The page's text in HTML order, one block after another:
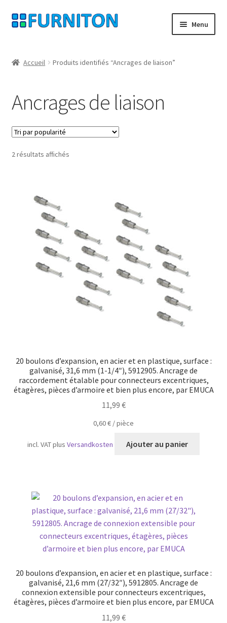
Aller
à
navigation
Aller
au
Menu
Protection des données
Droit de rétractation
Contact
CONDITIONS GÉNÉRALES DE VENTE
Transport maritime
Accueil Produits identifiés “Ancrages de liaison”
Ancrages de liaison
2 résultats affichésTrié
20 boulons d’expansion, en acier et en plastique, surface :
galvanisé, 31,6 mm (1-1/4″), 5912905. Ancrage de
raccordement étalable pour connecteurs excentriques,
étagères, pièces d’armoire et bien plus encore, par EMUCA
11,99 €
0,60€ /pièce
incl. VATplusVersandkosten Ajouter au panier
20 boulons d’expansion, en acier et en plastique, surface :
galvanisé, 21,6 mm (27/32″), 5912805. Ancrage de
connexion extensible pour connecteurs excentriques,
étagères, pièces d’armoire et bien plus encore, par EMUCA
11,99 €